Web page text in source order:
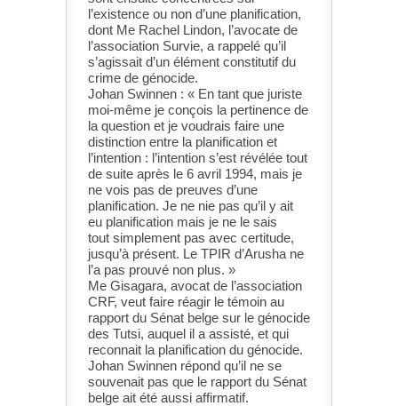
l’existence ou non d’une planification,
dont Me Rachel Lindon, l’avocate de
l’association Survie, a rappelé qu’il
s’agissait d’un élément constitutif du
crime de génocide.
Johan Swinnen : « En tant que juriste
moi-même je conçois la pertinence de
la question et je voudrais faire une
distinction entre la planification et
l’intention : l’intention s’est révélée tout
de suite après le 6 avril 1994, mais je
ne vois pas de preuves d’une
planification. Je ne nie pas qu’il y ait
eu planification mais je ne le sais
tout simplement pas avec certitude,
jusqu’à présent. Le TPIR d’Arusha ne
l’a pas prouvé non plus. »
Me Gisagara, avocat de l’association
CRF, veut faire réagir le témoin au
rapport du Sénat belge sur le génocide
des Tutsi, auquel il a assisté, et qui
reconnait la planification du génocide.
Johan Swinnen répond qu’il ne se
souvenait pas que le rapport du Sénat
belge ait été aussi affirmatif.